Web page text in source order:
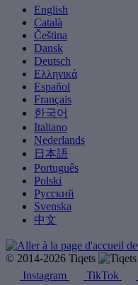
English
Català
Čeština
Dansk
Deutsch
Ελληνικά
Español
Français
한국어
Italiano
Nederlands
日本語
Português
Polski
Русский
Svenska
中文
© 2014-2026 Tiqets
Instagram
TikTok